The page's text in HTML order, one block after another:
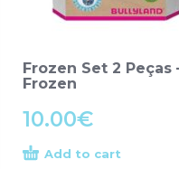
Frozen Set 2 Peças
Frozen
10.00€
Add to cart